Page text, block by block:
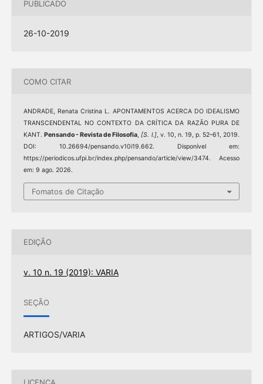
PUBLICADO
26-10-2019
COMO CITAR
ANDRADE, Renata Cristina L. APONTAMENTOS ACERCA DO IDEALISMO
TRANSCENDENTAL NO CONTEXTO DA CRÍTICA DA RAZÃO PURA DE
KANT.Pensando - Revista de Filosofia,[S. l.], v. 10, n. 19, p. 52–61, 2019.
DOI: 10.26694/pensando.v10i19.662. Disponível em:
https://periodicos.ufpi.br/index.php/pensando/article/view/3474. Acesso
em: 9 ago. 2026.
Fomatos de Citação
EDIÇÃO
v. 10 n. 19 (2019): VARIA
SEÇÃO
ARTIGOS/VARIA